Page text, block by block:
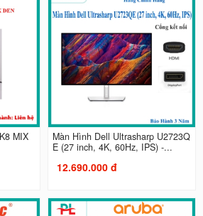
MIX
Màn Hình Dell Ultrasharp U2723Q
E (27 inch, 4K, 60Hz, IPS) -...
12.690.000 đ